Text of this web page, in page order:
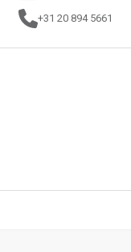
+31 20 894 5661